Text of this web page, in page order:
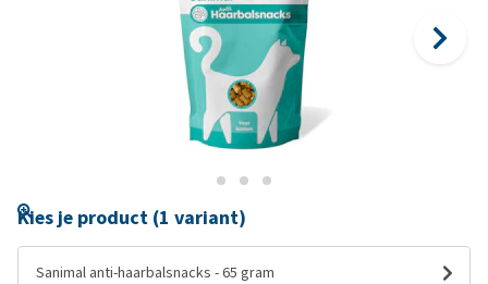
Kies je product (1 variant)
Sanimal anti-haarbalsnacks - 65 gram